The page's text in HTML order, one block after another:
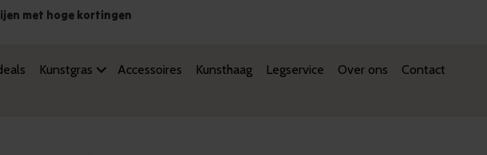
met hoge kortingen
Kunstgras Accessoires Kunsthaag Legservice Over ons
Contact